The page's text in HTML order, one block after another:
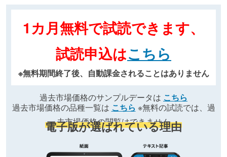
1カ月無料で試読できます、
試読申込はこちら
※無料期間終了後、自動課金されることはありません
過去市場価格のサンプルデータは こちら
過去市場価格の品種一覧は こちら ※無料の試読では、過
去市場価格の閲覧はできません
電子版が選ばれている理由